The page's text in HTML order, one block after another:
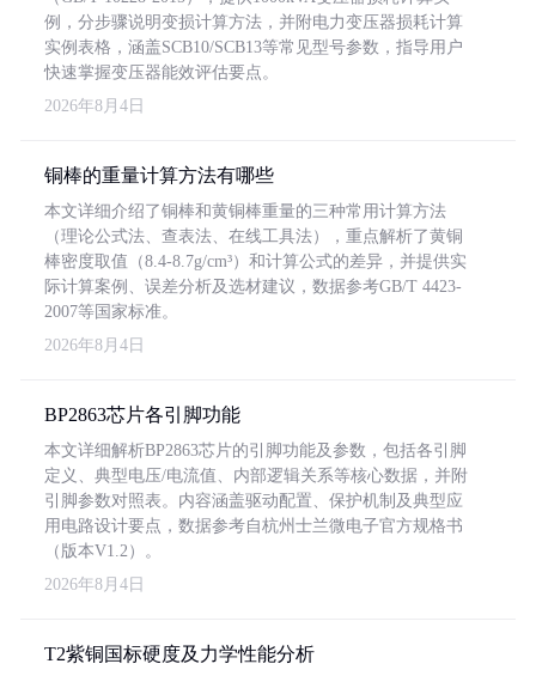
例，分步骤说明变损计算方法，并附电力变压器损耗计算
实例表格，涵盖SCB10/SCB13等常见型号参数，指导用户
快速掌握变压器能效评估要点。
2026年8月4日
铜棒的重量计算方法有哪些
本文详细介绍了铜棒和黄铜棒重量的三种常用计算方法
（理论公式法、查表法、在线工具法），重点解析了黄铜
棒密度取值（8.4-8.7g/cm³）和计算公式的差异，并提供实
际计算案例、误差分析及选材建议，数据参考GB/T 4423-
2007等国家标准。
2026年8月4日
BP2863芯片各引脚功能
本文详细解析BP2863芯片的引脚功能及参数，包括各引脚
定义、典型电压/电流值、内部逻辑关系等核心数据，并附
引脚参数对照表。内容涵盖驱动配置、保护机制及典型应
用电路设计要点，数据参考自杭州士兰微电子官方规格书
（版本V1.2）。
2026年8月4日
T2紫铜国标硬度及力学性能分析